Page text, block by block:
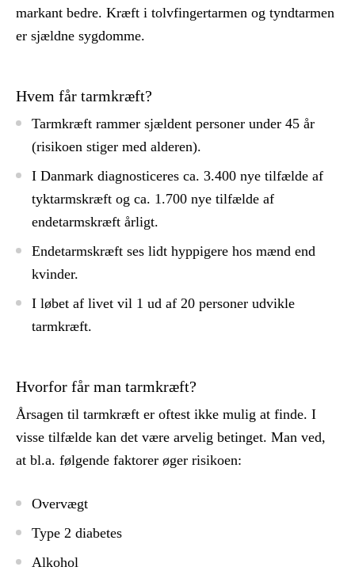
markant bedre. Kræft i tolvfingertarmen og tyndtarmen
er sjældne sygdomme.
Hvem får tarmkræft?
Tarmkræft rammer sjældent personer under 45 år
(risikoen stiger med alderen).
I Danmark diagnosticeres ca. 3.400 nye tilfælde af
tyktarmskræft og ca. 1.700 nye tilfælde af
endetarmskræft årligt.
Endetarmskræft ses lidt hyppigere hos mænd end
kvinder.
I løbet af livet vil 1 ud af 20 personer udvikle
tarmkræft.
Hvorfor får man tarmkræft?
Årsagen til tarmkræft er oftest ikke mulig at finde. I
visse tilfælde kan det være arvelig betinget. Man ved,
at bl.a. følgende faktorer øger risikoen:
Overvægt
Type 2 diabetes
Alkohol